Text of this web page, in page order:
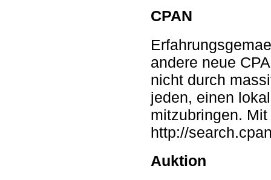
CPAN
andere neue
nicht durch
jeden, einen
mitzubringen.
http://
Auktion